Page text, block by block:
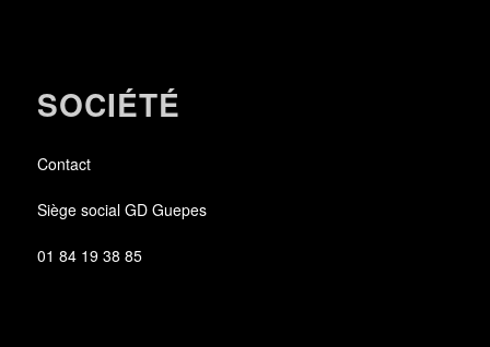
SOCIÉTÉ
Contact
Siège social GD Guepes
01 84 19 38 85